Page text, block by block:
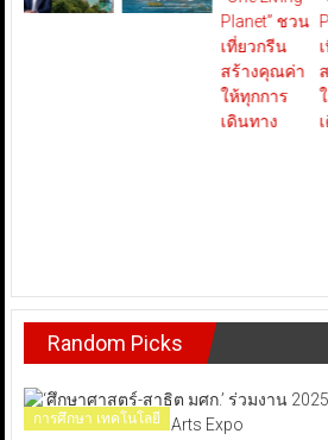
Random Picks
การศึกษา เทคโนโลยี